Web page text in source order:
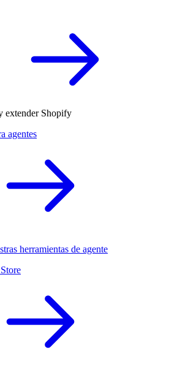
extender Shopify
agentes
herramientas de agente